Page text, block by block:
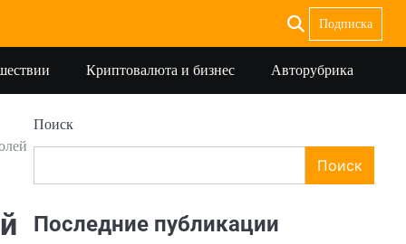
Подписка
Криптовалюта и бизнес Авторубрика
Поиск
Поиск
Последние публикации